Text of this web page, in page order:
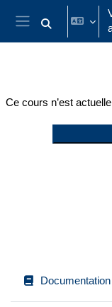
Passer au contenu
Panneau latéral
Activer/
Ce cours n’est